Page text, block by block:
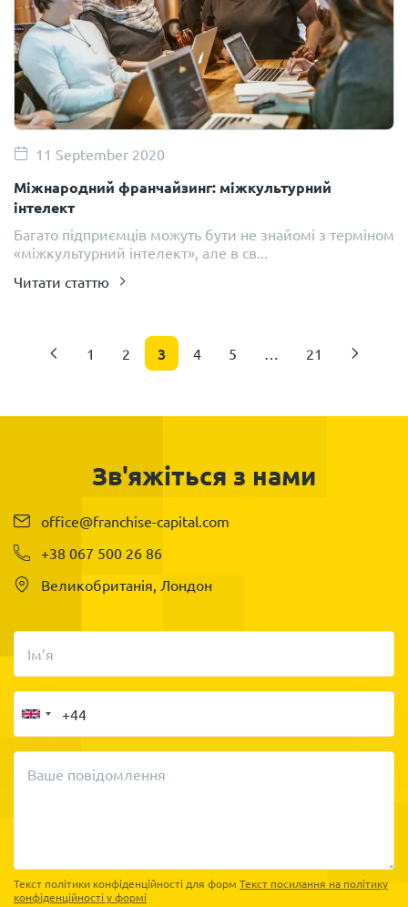
11 September 2020
Міжнародний франчайзинг: міжкультурний
інтелект
Багато підприємців можуть бути не знайомі з терміном
«міжкультурний інтелект», але в св...
Читати статтю
1 2 3 4 5 … 21
Зв'яжіться з нами
office@franchise-capital.com
+38 067 500 26 86
Великобританія, Лондон
Ім’я
Ваше повідомлення
Текст політики конфіденційності для форм Текст посилання на політику
конфіденційності у формі